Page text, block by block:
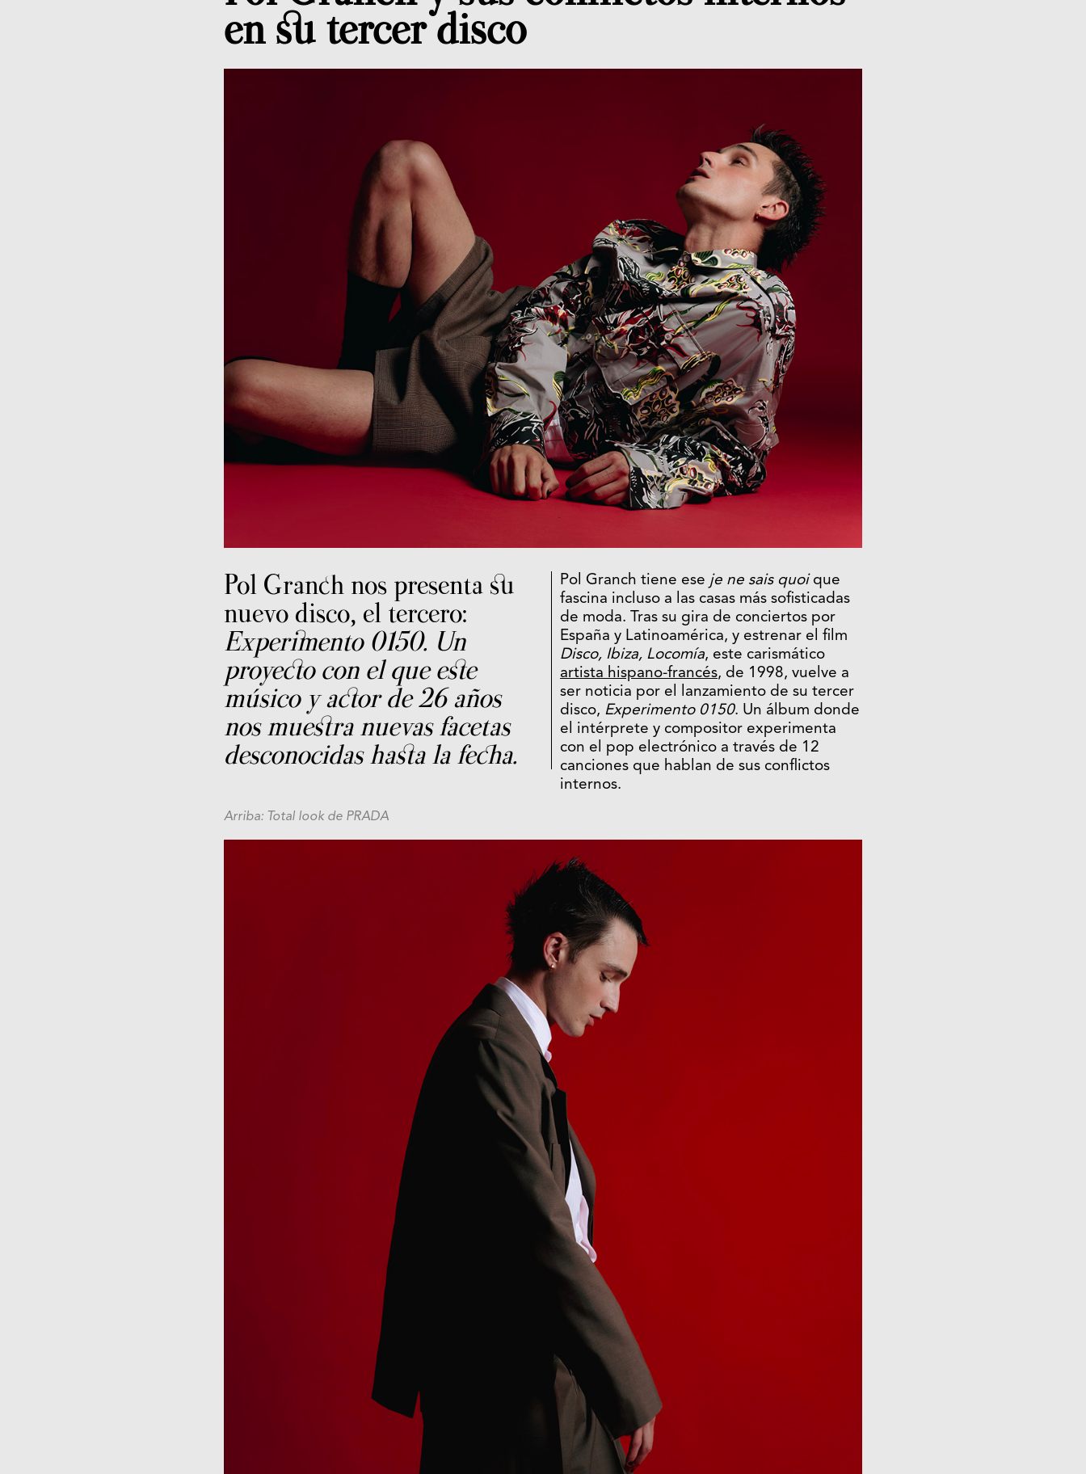
en su tercer disco
Pol Granch nos presenta su
nuevo disco, el tercero:
Experimento 0150. Un
proyecto con el que este
músico y actor de 26 años
nos muestra nuevas facetas
desconocidas hasta la fecha.
Pol Granch tiene ese je ne sais quoique
fascina incluso a las casas más sofisticadas
de moda. Tras su gira de conciertos por
España y Latinoamérica, y estrenar el film
Disco, Ibiza, Locomía, este carismático
artista hispano-francés, de 1998, vuelve a
ser noticia por el lanzamiento de su tercer
disco, Experimento 0150. Un álbum donde
el intérprete y compositor experimenta
con el pop electrónico a través de 12
canciones que hablan de sus conflictos
internos.
Arriba: Total look de PRADA